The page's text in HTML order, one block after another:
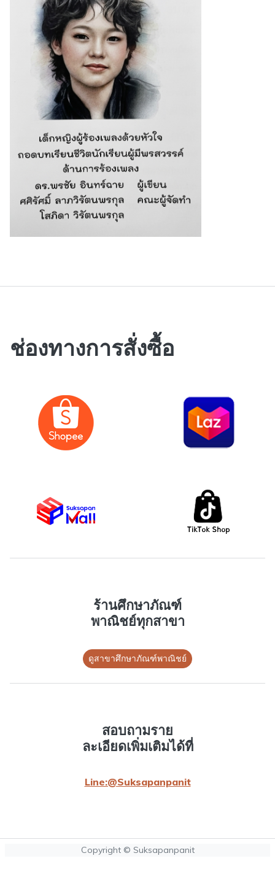
ช่องทางการสั่งซื้อ
ร้านศึกษาภัณฑ์
พาณิชย์ทุกสาขา
ดูสาขาศึกษาภัณฑ์พาณิชย์
สอบถามราย
ละเอียดเพิ่มเติมได้ที่
Line:@Suksapanpanit
Copyright © Suksapanpanit